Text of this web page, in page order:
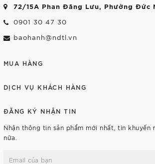
72/15A Phan Đăng Lưu, Phường Đức
0901 30 47 30
baohanh@ndtl.vn
MUA HÀNG
DỊCH VỤ KHÁCH HÀNG
ĐĂNG KÝ NHẬN TIN
Nhận thông tin sản phẩm mới nhất, tin khuyến
nữa.